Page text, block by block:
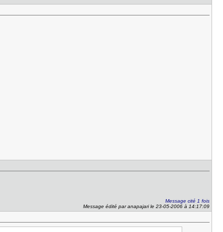
Message cité 1 fois
Message édité par anapajari le 23-05-2006 à 14:17:09